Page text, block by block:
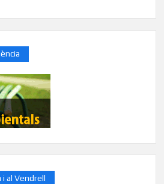
i al Vendrell